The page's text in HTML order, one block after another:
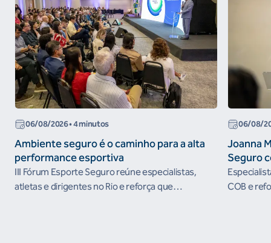
06/08/2026• 4 minutos
Ambiente seguro é o caminho para a alta
performance esportiva
III Fórum Esporte Seguro reúne especialistas,
atletas e dirigentes no Rio e reforça que
06/08/
Joanna
Seguro
COB e